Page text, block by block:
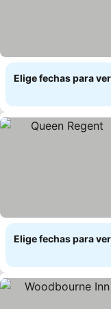
Elige fechas para
Elige fechas para